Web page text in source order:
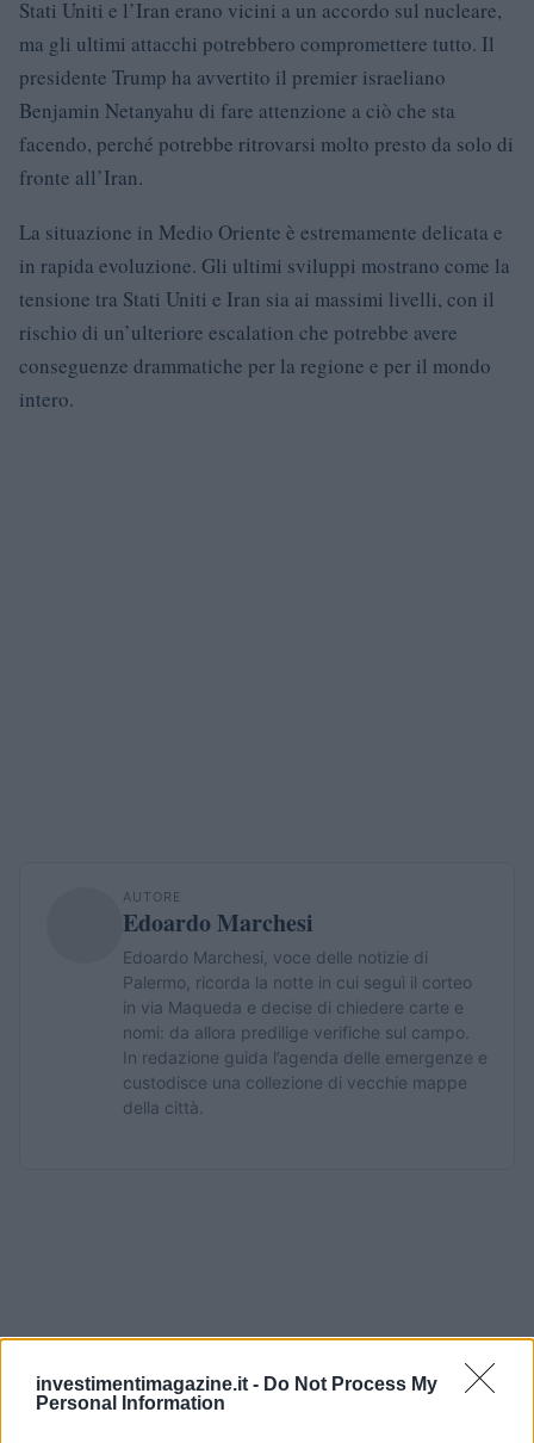
investimentimagazine.it - Do Not Process My
Personal Information
Stati Uniti e l’Iran erano vicini a un accordo sul nucleare,
ma gli ultimi attacchi potrebbero compromettere tutto. Il
presidente Trump ha avvertito il premier israeliano
Benjamin Netanyahu di fare attenzione a ciò che sta
facendo, perché potrebbe ritrovarsi molto presto da solo di
fronte all’Iran.
La situazione in Medio Oriente è estremamente delicata e
in rapida evoluzione. Gli ultimi sviluppi mostrano come la
tensione tra Stati Uniti e Iran sia ai massimi livelli, con il
rischio di un’ulteriore escalation che potrebbe avere
conseguenze drammatiche per la regione e per il mondo
intero.
AUTORE
Edoardo Marchesi
Edoardo Marchesi, voce delle notizie di
Palermo, ricorda la notte in cui seguì il corteo
in via Maqueda e decise di chiedere carte e
nomi: da allora predilige verifiche sul campo.
In redazione guida l’agenda delle emergenze e
custodisce una collezione di vecchie mappe
della città.